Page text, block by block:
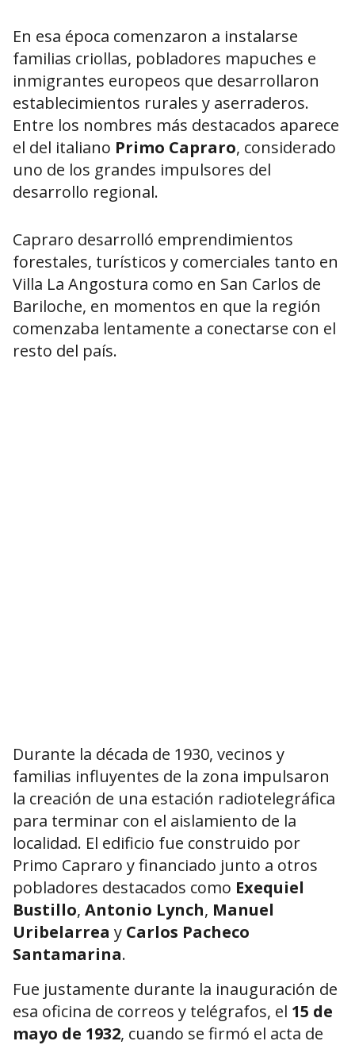
En esa época comenzaron a instalarse
familias criollas, pobladores mapuches e
inmigrantes europeos que desarrollaron
establecimientos rurales y aserraderos.
Entre los nombres más destacados aparece
el del italiano Primo Capraro, considerado
uno de los grandes impulsores del
desarrollo regional.
Capraro desarrolló emprendimientos
forestales, turísticos y comerciales tanto en
Villa La Angostura como en San Carlos de
Bariloche, en momentos en que la región
comenzaba lentamente a conectarse con el
resto del país.
Durante la década de 1930, vecinos y
familias influyentes de la zona impulsaron
la creación de una estación radiotelegráfica
para terminar con el aislamiento de la
localidad. El edificio fue construido por
Primo Capraro y financiado junto a otros
pobladores destacados como Exequiel
Bustillo, Antonio Lynch, Manuel
Uribelarrea y Carlos Pacheco
Santamarina.
Fue justamente durante la inauguración de
esa oficina de correos y telégrafos, el 15 de
mayo de 1932, cuando se firmó el acta de